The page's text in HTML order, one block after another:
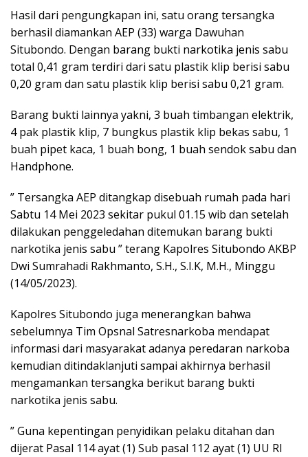
Hasil dari pengungkapan ini, satu orang tersangka
berhasil diamankan AEP (33) warga Dawuhan
Situbondo. Dengan barang bukti narkotika jenis sabu
total 0,41 gram terdiri dari satu plastik klip berisi sabu
0,20 gram dan satu plastik klip berisi sabu 0,21 gram.
Barang bukti lainnya yakni, 3 buah timbangan elektrik,
4 pak plastik klip, 7 bungkus plastik klip bekas sabu, 1
buah pipet kaca, 1 buah bong, 1 buah sendok sabu dan
Handphone.
” Tersangka AEP ditangkap disebuah rumah pada hari
Sabtu 14 Mei 2023 sekitar pukul 01.15 wib dan setelah
dilakukan penggeledahan ditemukan barang bukti
narkotika jenis sabu ” terang Kapolres Situbondo AKBP
Dwi Sumrahadi Rakhmanto, S.H., S.I.K, M.H., Minggu
(14/05/2023).
Kapolres Situbondo juga menerangkan bahwa
sebelumnya Tim Opsnal Satresnarkoba mendapat
informasi dari masyarakat adanya peredaran narkoba
kemudian ditindaklanjuti sampai akhirnya berhasil
mengamankan tersangka berikut barang bukti
narkotika jenis sabu.
” Guna kepentingan penyidikan pelaku ditahan dan
dijerat Pasal 114 ayat (1) Sub pasal 112 ayat (1) UU RI